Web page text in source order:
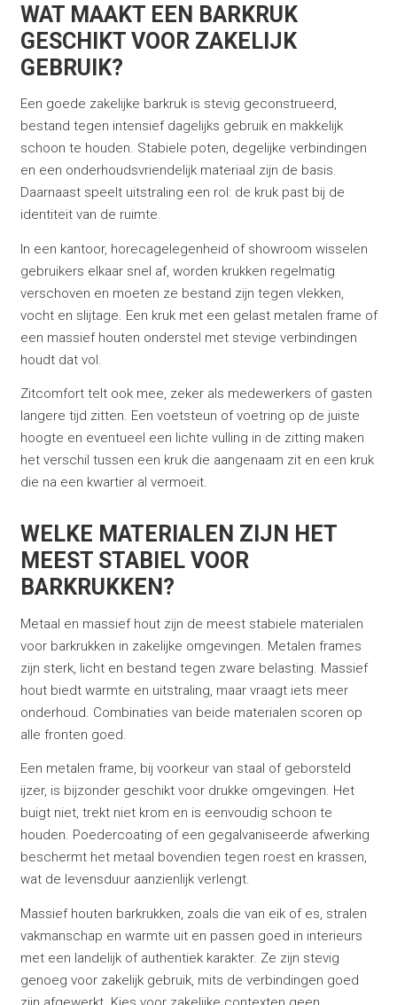
WAT MAAKT EEN BARKRUK
GESCHIKT VOOR ZAKELIJK
GEBRUIK?
Een goede zakelijke barkruk is stevig geconstrueerd,
bestand tegen intensief dagelijks gebruik en makkelijk
schoon te houden. Stabiele poten, degelijke verbindingen
en een onderhoudsvriendelijk materiaal zijn de basis.
Daarnaast speelt uitstraling een rol: de kruk past bij de
identiteit van de ruimte.
In een kantoor, horecagelegenheid of showroom wisselen
gebruikers elkaar snel af, worden krukken regelmatig
verschoven en moeten ze bestand zijn tegen vlekken,
vocht en slijtage. Een kruk met een gelast metalen frame of
een massief houten onderstel met stevige verbindingen
houdt dat vol.
Zitcomfort telt ook mee, zeker als medewerkers of gasten
langere tijd zitten. Een voetsteun of voetring op de juiste
hoogte en eventueel een lichte vulling in de zitting maken
het verschil tussen een kruk die aangenaam zit en een kruk
die na een kwartier al vermoeit.
WELKE MATERIALEN ZIJN HET
MEEST STABIEL VOOR
BARKRUKKEN?
Metaal en massief hout zijn de meest stabiele materialen
voor barkrukken in zakelijke omgevingen. Metalen frames
zijn sterk, licht en bestand tegen zware belasting. Massief
hout biedt warmte en uitstraling, maar vraagt iets meer
onderhoud. Combinaties van beide materialen scoren op
alle fronten goed.
Een metalen frame, bij voorkeur van staal of geborsteld
ijzer, is bijzonder geschikt voor drukke omgevingen. Het
buigt niet, trekt niet krom en is eenvoudig schoon te
houden. Poedercoating of een gegalvaniseerde afwerking
beschermt het metaal bovendien tegen roest en krassen,
wat de levensduur aanzienlijk verlengt.
Massief houten barkrukken, zoals die van eik of es, stralen
vakmanschap en warmte uit en passen goed in interieurs
met een landelijk of authentiek karakter. Ze zijn stevig
genoeg voor zakelijk gebruik, mits de verbindingen goed